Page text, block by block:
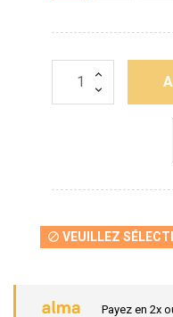
 VEUILLEZ
Payez en 2x